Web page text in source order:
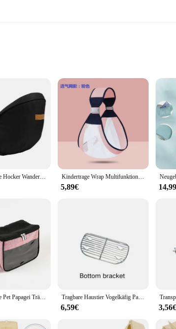
load capacity
parents on the go. The lightweight and ergonomic design
caregivers. The backpacks are not only practical but also
The backpacks are designed to accommodate a
backpacks can withstand the rigors of travel, while the
for the modern family. They are available for
are not only practical but also stylish, making them a
your baby is safe, secure, and comfortable.
Babytrage Taille Hocker Wanderer Baby Sling Halten Taille Gürtel Rucksack Hipseat Gürtel Kinder Einstellbare Infant Hüfte Sitz Kindertrage Wrap Multifunktionale Babytrage Ring Sling für Baby Kleinkind Träger Zubehör Einfaches Tragen Artefakt Ergonomisch
5,89€
Tragbare Kleine Pet Papagei Träger Vogel Reisen Käfig Guinea Pig Tasche Hamster Ratte Eichhörnchen Zucker Segelflugzeug Bunny Für Tier Leichte Tragbare Haustier Vogelkäfig Papagei atmungsaktive und abnehmbare Hamster fliegende Känguru Reisetasche Haustier Zubehör Meers chweinchen Haustier Tasche
6,59€ 3,56€